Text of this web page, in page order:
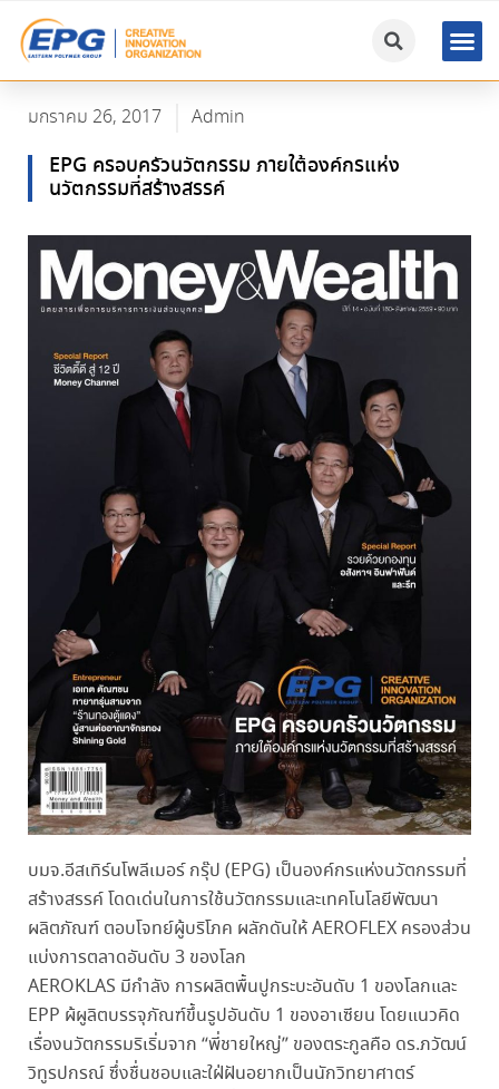
มกราคม 26, 2017 Admin
EPG ครอบครัวนวัตกรรม ภายใต้องค์กรแห่ง
นวัตกรรมที่สร้างสรรค์
บมจ.อีสเทิร์นโพลีเมอร์ กรุ๊ป (EPG) เป็นองค์กรแห่งนวัตกรรมที่
สร้างสรรค์ โดดเด่นในการใช้นวัตกรรมและเทคโนโลยีพัฒนา
ผลิตภัณฑ์ ตอบโจทย์ผู้บริโภค ผลักดันให้ AEROFLEX ครองส่วน
แบ่งการตลาดอันดับ 3 ของโลก
AEROKLAS มีกำลัง การผลิตพื้นปูกระบะอันดับ 1 ของโลกและ
EPP ผ้ผูลิตบรรจุภัณฑ์ขึ้นรูปอันดับ 1 ของอาเซียน โดยแนวคิด
เรื่องนวัตกรรมริเริ่มจาก “พี่ชายใหญ่” ของตระกูลคือ ดร.ภวัฒน์
วิทูรปกรณ์ ซึ่งชื่นชอบและใฝ่ฝันอยากเป็นนักวิทยาศาตร์